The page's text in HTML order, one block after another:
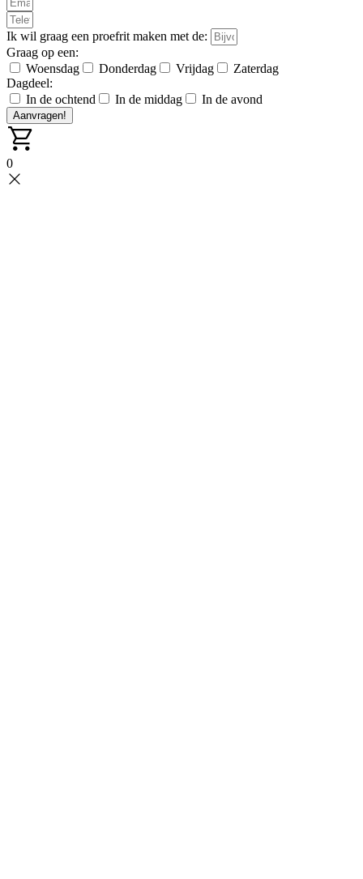
Ik wil graag een proefrit maken met de:
Graag op een:
Woensdag
Donderdag Vrijdag
Zaterdag
Dagdeel:
In de ochtend
In de middag In de avond
Aanvragen!
0